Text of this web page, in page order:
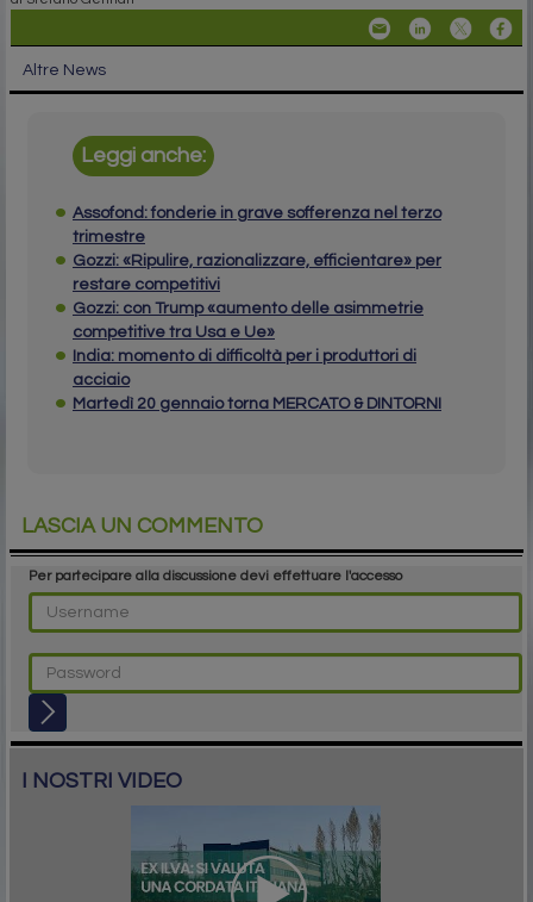
Altre News
Leggi anche:
Assofond: fonderie in grave sofferenza nel terzo
trimestre
Gozzi: «Ripulire, razionalizzare, efficientare» per
restare competitivi
Gozzi: con Trump «aumento delle asimmetrie
competitive tra Usa e Ue»
India: momento di difficoltà per i produttori di
acciaio
Martedì 20 gennaio torna MERCATO & DINTORNI
LASCIA UN COMMENTO
Per partecipare alla discussione devi effettuare l'accesso
I NOSTRI VIDEO